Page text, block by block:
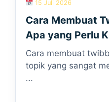
15 Juli 2026
Cara Membuat
Apa yang Perlu
Cara membuat
topik yang sangat
...